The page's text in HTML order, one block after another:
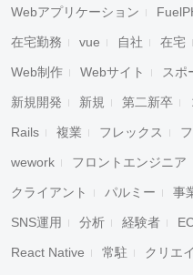
Webアプリケーション
在宅勤務 vue 自社 在宅
Web制作 Webサイト スポ
新規開発 新規 第二新卒
Rails 複業 フレックス
wework フロントエンジニア
クライアント パルミー 事
SNS運用 分析 経験者
React Native 常駐 クリエ